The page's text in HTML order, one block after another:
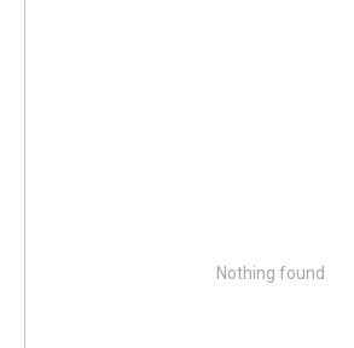
Nothing found